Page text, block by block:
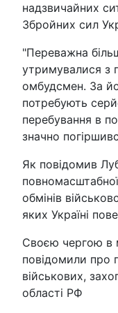
надзвичайних
Збройних сил
"Переважна
утримувалися з
омбудсмен. За
потребують
перебування в
значно
Як повідомив
обмінів
яких Україні
Своєю чергою в
повідомили про
військових,
області РФ